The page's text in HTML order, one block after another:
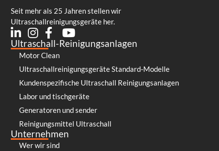
Seit mehr als 25 Jahren stellen wir
Ultraschallreinigungsgeräte her.
Ultraschall-Reinigungsanlagen
Motor Clean
Ultraschallreinigungsgeräte Standard-Modelle
Kundenspezifische Ultraschall Reinigungsanlagen
Labor und tischgeräte
Generatoren und sender
Reinigungsmittel Ultraschall
Unternehmen
Wer wir sind